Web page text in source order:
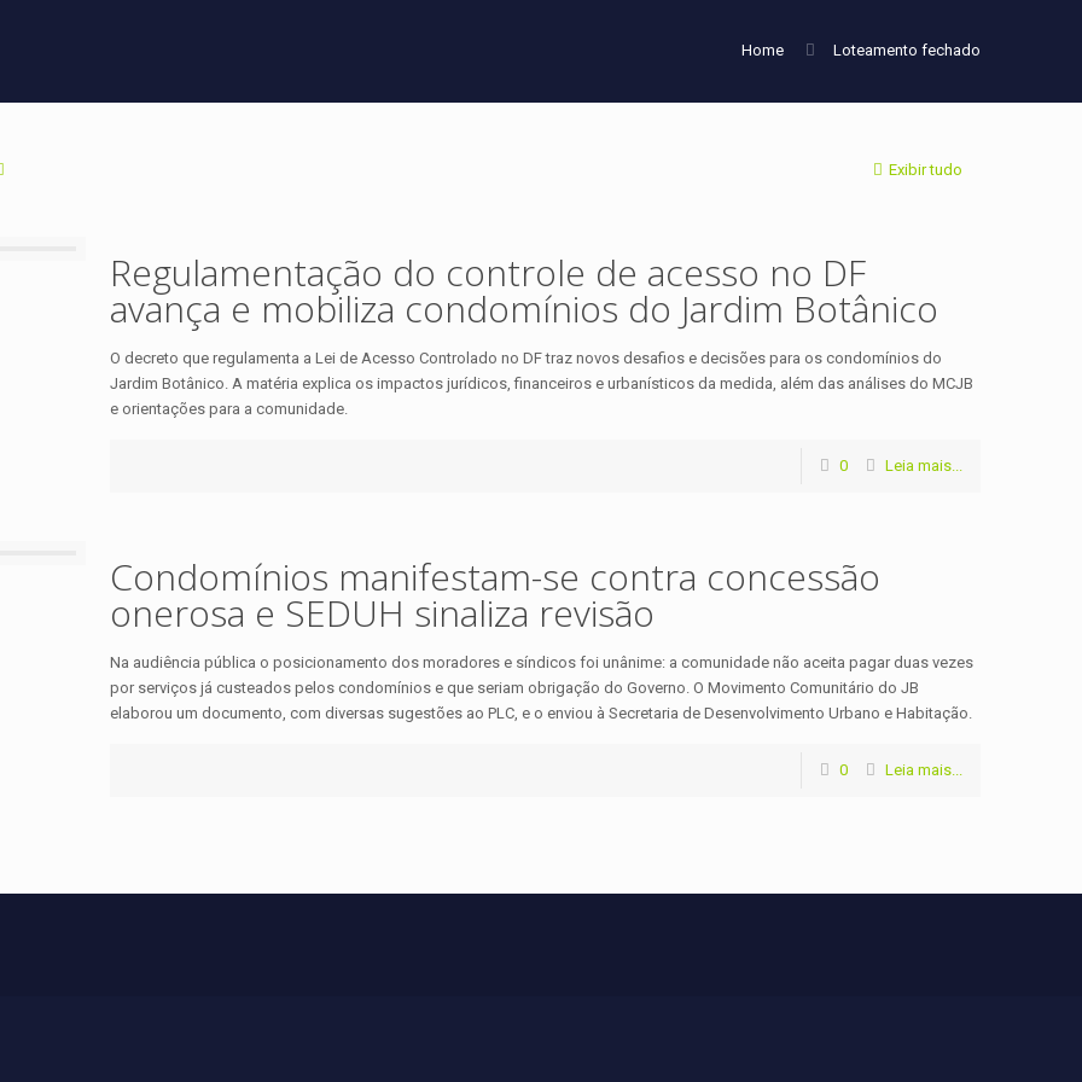
Home Loteamento fechado
Exibir tudo
Regulamentação do controle de acesso no DF
avança e mobiliza condomínios do Jardim Botânico
O decreto que regulamenta a Lei de Acesso Controlado no DF traz novos desafios e decisões para os condomínios do
Jardim Botânico. A matéria explica os impactos jurídicos, financeiros e urbanísticos da medida, além das análises do MCJB
e orientações para a comunidade.
0 Leia mais...
Condomínios manifestam-se contra concessão
onerosa e SEDUH sinaliza revisão
Na audiência pública o posicionamento dos moradores e síndicos foi unânime: a comunidade não aceita pagar duas vezes
por serviços já custeados pelos condomínios e que seriam obrigação do Governo. O Movimento Comunitário do JB
elaborou um documento, com diversas sugestões ao PLC, e o enviou à Secretaria de Desenvolvimento Urbano e Habitação.
0 Leia mais...